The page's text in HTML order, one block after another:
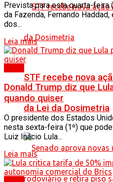
STF recebe nova
da Lei da Dosimetria
Prevista para esta quarta-feira
da Fazenda, Fernando
dos...
Leia mais
Donald Trump diz que
quando quiser
O presidente dos Estados
nesta sexta-feira (1º) que
Luiz Inácio Lula...
Leia mais